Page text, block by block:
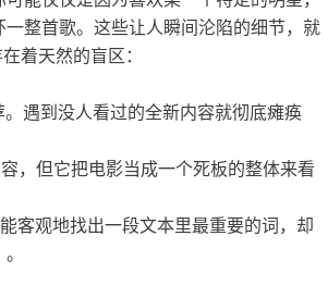
整首歌。这些让人瞬间沦陷的细节，就
着天然的盲区：
遇到没人看过的全新内容就彻底瘫痪
，但它把电影当成一个死板的整体来看
客观地找出一段文本里最重要的词，却